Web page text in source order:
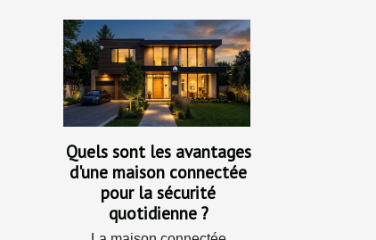
Quels sont les avantages
d'une maison connectée
pour la sécurité
quotidienne ?